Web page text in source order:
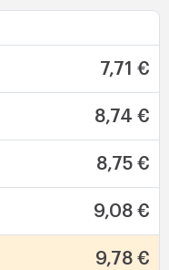
7,71 €
8,74 €
8,75 €
9,08 €
9,78 €